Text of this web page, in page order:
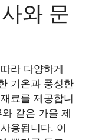
와 문
라 다양하게
기온과 풍성한
료를 제공합니
같은 가을 제
용됩니다. 이